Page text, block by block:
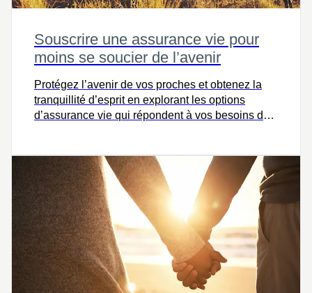
Souscrire une assurance vie pour
moins se soucier de l’avenir
Protégez l’avenir de vos proches et obtenez la
tranquillité d’esprit en explorant les options
d’assurance vie qui répondent à vos besoins dès